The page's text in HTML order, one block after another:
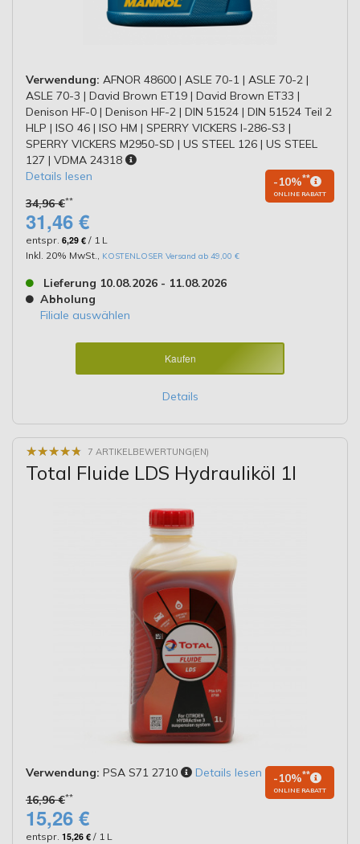
Verwendung: AFNOR 48600 | ASLE 70-1 | ASLE 70-2 |
ASLE 70-3 | David Brown ET19 | David Brown ET33 |
Denison HF-0 | Denison HF-2 | DIN 51524 | DIN 51524 Teil 2
HLP | ISO 46 | ISO HM | SPERRY VICKERS I-286-S3 |
SPERRY VICKERS M2950-SD | US STEEL 126 | US STEEL
127 | VDMA 24318
Details lesen
34,96 €**
-10%**
ONLINE RABATT
31,46 €
entspr. 6,29 € / 1 L
Inkl. 20% MwSt., KOSTENLOSER Versand ab 49,00 €
Lieferung 10.08.2026 - 11.08.2026
Abholung
Filiale auswählen
Kaufen
Details
★★★★★
★★★★★ 7 ARTIKELBEWERTUNG(EN)
Total Fluide LDS Hydrauliköl 1l
Verwendung: PSA S71 2710
Details lesen
16,96 €**
-10%**
ONLINE RABATT
15,26 €
entspr. 15,26 € / 1 L